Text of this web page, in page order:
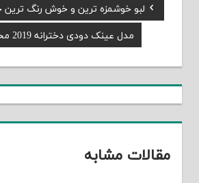
راهبری
نوشته
Previous
Post:
لبو خوشمزه ترین و خوش رنگ ترین
Next
Post:
مدل عینک دودی دخترانه 2019 مخصوص و زیبا
مقالات مشابه